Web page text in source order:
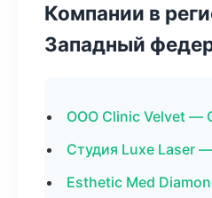
Компании в
Западный
ООО Clinic Velvet —
Студия Luxe Laser
Esthetic Med